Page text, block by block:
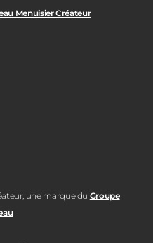
Menuisier Créateur
une marque du Groupe